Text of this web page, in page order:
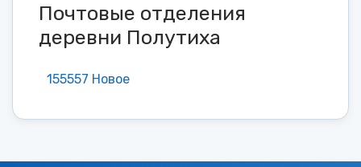
Почтовые отделения
деревни Полутиха
155557 Новое